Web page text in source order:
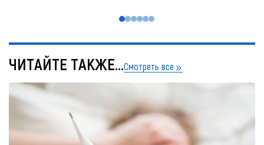
ЧИТАЙТЕ ТАКЖЕ...Смотреть все